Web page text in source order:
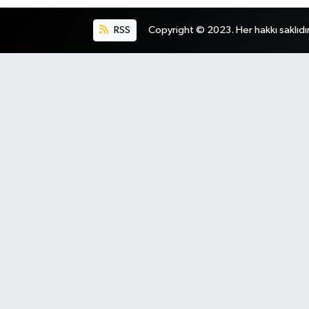
RSS Copyright © 2023. Her hakkı